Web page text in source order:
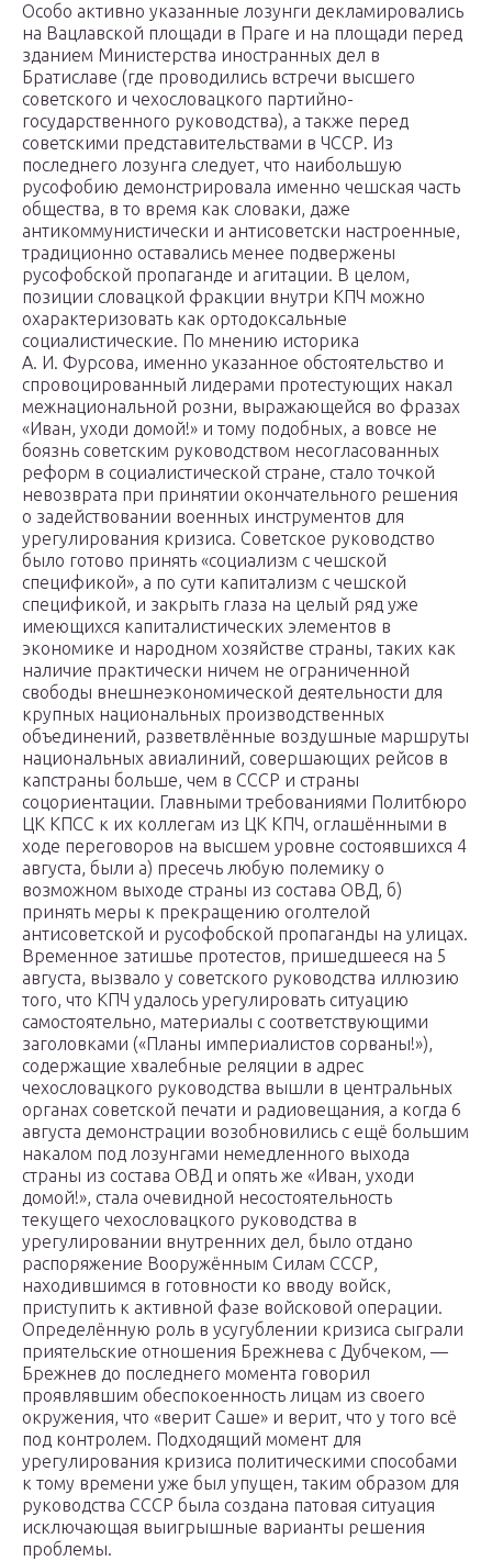
Особо активно указанные лозунги декламировались
на Вацлавской площади в Праге и на площади перед
зданием Министерства иностранных дел в
Братиславе (где проводились встречи высшего
советского и чехословацкого партийно-
государственного руководства), а также перед
советскими представительствами в ЧССР. Из
последнего лозунга следует, что наибольшую
русофобию демонстрировала именно чешская часть
общества, в то время как словаки, даже
антикоммунистически и антисоветски настроенные,
традиционно оставались менее подвержены
русофобской пропаганде и агитации. В целом,
позиции словацкой фракции внутри КПЧ можно
охарактеризовать как ортодоксальные
социалистические. По мнению историка
А. И. Фурсова, именно указанное обстоятельство и
спровоцированный лидерами протестующих накал
межнациональной розни, выражающейся во фразах
«Иван, уходи домой!» и тому подобных, а вовсе не
боязнь советским руководством несогласованных
реформ в социалистической стране, стало точкой
невозврата при принятии окончательного решения
о задействовании военных инструментов для
урегулирования кризиса. Советское руководство
было готово принять «социализм с чешской
спецификой», а по сути капитализм с чешской
спецификой, и закрыть глаза на целый ряд уже
имеющихся капиталистических элементов в
экономике и народном хозяйстве страны, таких как
наличие практически ничем не ограниченной
свободы внешнеэкономической деятельности для
крупных национальных производственных
объединений, разветвлённые воздушные маршруты
национальных авиалиний, совершающих рейсов в
капстраны больше, чем в СССР и страны
соцориентации. Главными требованиями Политбюро
ЦК КПСС к их коллегам из ЦК КПЧ, оглашёнными в
ходе переговоров на высшем уровне состоявшихся 4
августа, были а) пресечь любую полемику о
возможном выходе страны из состава ОВД, б)
принять меры к прекращению оголтелой
антисоветской и русофобской пропаганды на улицах.
Временное затишье протестов, пришедшееся на 5
августа, вызвало у советского руководства иллюзию
того, что КПЧ удалось урегулировать ситуацию
самостоятельно, материалы с соответствующими
заголовками («Планы империалистов сорваны!»),
содержащие хвалебные реляции в адрес
чехословацкого руководства вышли в центральных
органах советской печати и радиовещания, а когда 6
августа демонстрации возобновились с ещё большим
накалом под лозунгами немедленного выхода
страны из состава ОВД и опять же «Иван, уходи
домой!», стала очевидной несостоятельность
текущего чехословацкого руководства в
урегулировании внутренних дел, было отдано
распоряжение Вооружённым Силам СССР,
находившимся в готовности ко вводу войск,
приступить к активной фазе войсковой операции.
Определённую роль в усугублении кризиса сыграли
приятельские отношения Брежнева с Дубчеком, —
Брежнев до последнего момента говорил
проявлявшим обеспокоенность лицам из своего
окружения, что «верит Саше» и верит, что у того всё
под контролем. Подходящий момент для
урегулирования кризиса политическими способами
к тому времени уже был упущен, таким образом для
руководства СССР была создана патовая ситуация
исключающая выигрышные варианты решения
проблемы.